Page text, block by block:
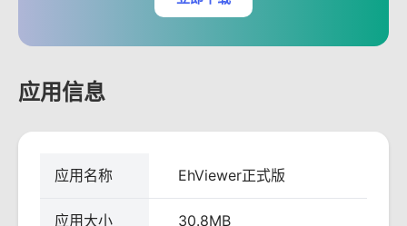
应用信息
应用名称 EhViewer正式版
应用大小 30.8MB